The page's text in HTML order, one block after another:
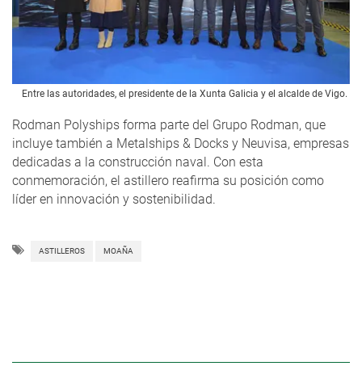
Entre las autoridades, el presidente de la Xunta Galicia y el alcalde de Vigo.
Rodman Polyships forma parte del Grupo Rodman, que
incluye también a Metalships & Docks y Neuvisa, empresas
dedicadas a la construcción naval. Con esta
conmemoración, el astillero reafirma su posición como
líder en innovación y sostenibilidad.
ASTILLEROS MOAÑA